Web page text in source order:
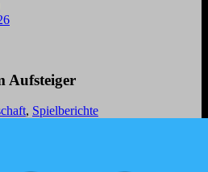
Aufsteiger
, Spielberichte